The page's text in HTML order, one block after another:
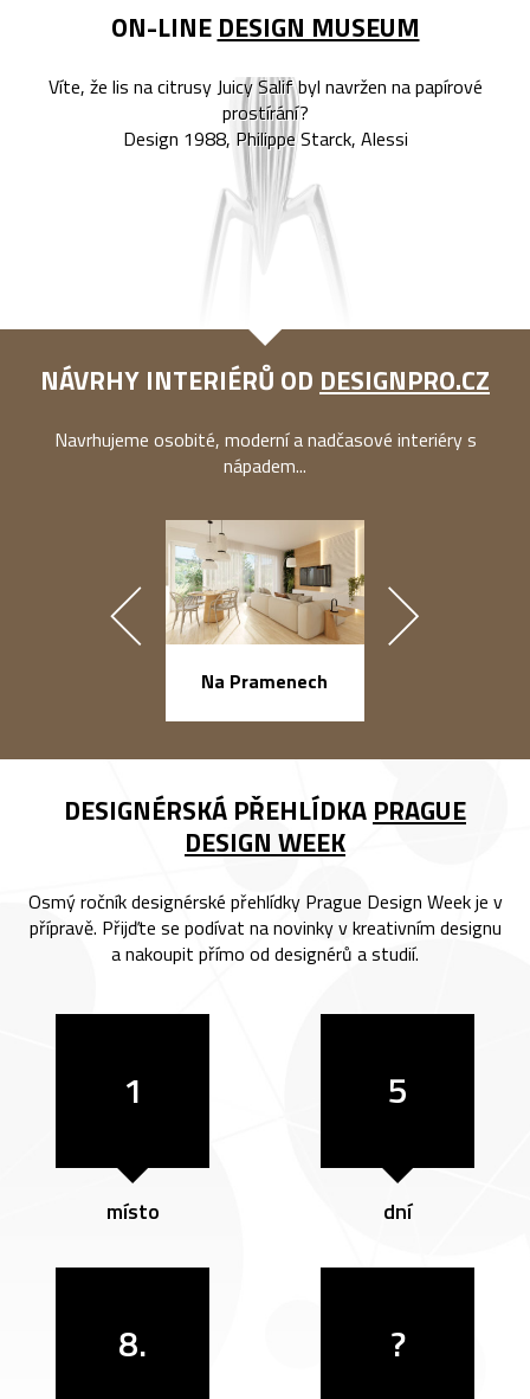
ON-LINE DESIGN MUSEUM
Víte, že lis na citrusy Juicy Salif byl navržen na papírové
prostírání?
Design 1988, Philippe Starck, Alessi
NÁVRHY INTERIÉRŮ OD DESIGNPRO.CZ
Navrhujeme osobité, moderní a nadčasové interiéry s
nápadem...
Na Pramenech
DESIGNÉRSKÁ PŘEHLÍDKA PRAGUE
DESIGN WEEK
Osmý ročník designérské přehlídky Prague Design Week je v
přípravě. Přijďte se podívat na novinky v kreativním designu
a nakoupit přímo od designérů a studií.
1
místo
5
dní
8. ?